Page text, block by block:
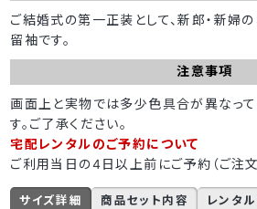
ご結婚式の第一正装として、新郎・新婦
留袖です。
注意事項
画面上と実物では多少色具合が異なっ
す。ご了承ください。
宅配レンタルのご予約について
ご利用当日の4日以上前にご予約（ご注文
サイズ詳細 商品セット内容 レンタ